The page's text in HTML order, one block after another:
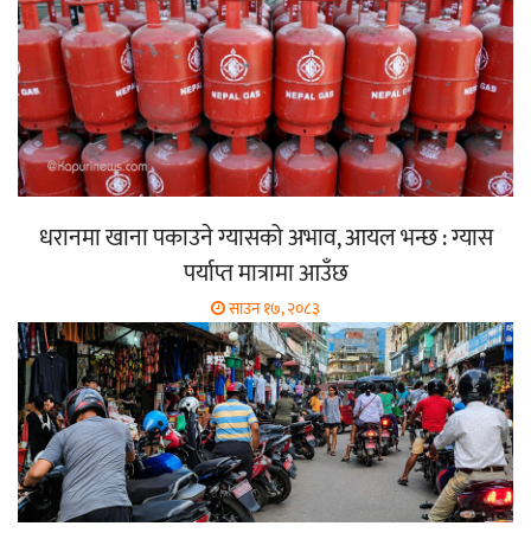
धरानमा खाना पकाउने ग्यासको अभाव, आयल भन्छ : ग्यास
पर्याप्त मात्रामा आउँछ
साउन १७, २०८३